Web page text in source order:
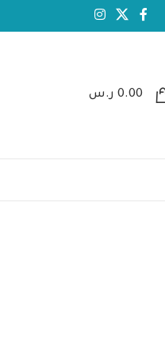
0.00 ر.س